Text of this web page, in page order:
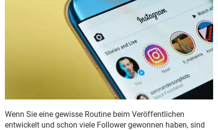
Wenn Sie eine gewisse Routine beim Veröffentlichen
entwickelt und schon viele Follower gewonnen haben, sind